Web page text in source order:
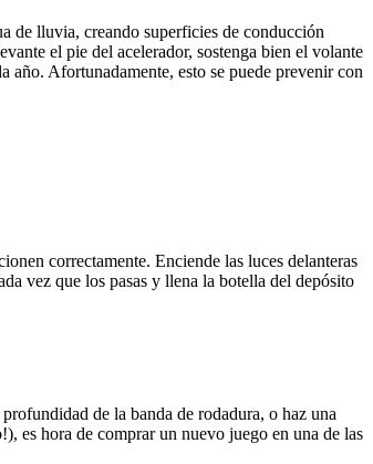
de lluvia, creando superficies de conducción
el pie del acelerador, sostenga bien el volante
año. Afortunadamente, esto se puede prevenir con
correctamente. Enciende las luces delanteras
vez que los pasas y llena la botella del depósito
de la banda de rodadura, o haz una
es hora de comprar un nuevo juego en una de las